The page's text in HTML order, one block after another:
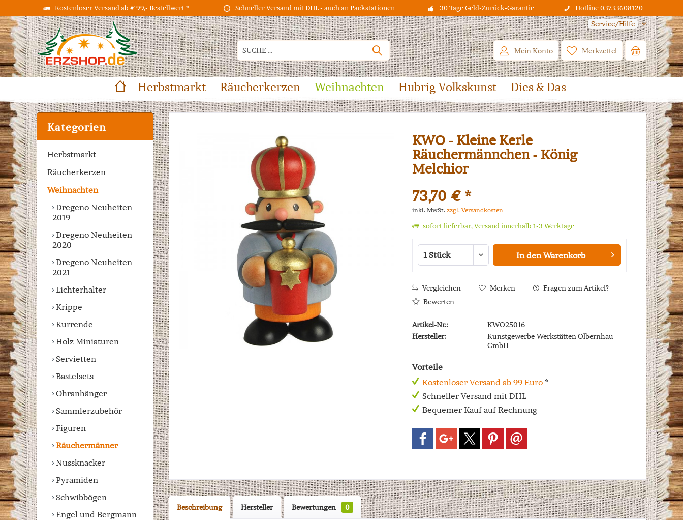
Kostenloser Versand ab € 99,- Bestellwert * Schneller Versand mit DHL - auch an Packstationen 30 Tage Geld-Zurück-Garantie Hotline 03733608120
Service/Hilfe
Merkzettel
Mein Konto
Herbstmarkt Räucherkerzen Weihnachten Hubrig Volkskunst Dies & Das
Kategorien
Herbstmarkt
Räucherkerzen
Weihnachten
Dregeno Neuheiten
2019
Dregeno Neuheiten
2020
Dregeno Neuheiten
2021
Lichterhalter
Krippe
Kurrende
Holz Miniaturen
Servietten
Bastelsets
Ohranhänger
Sammlerzubehör
Figuren
Räuchermänner
Nussknacker
Pyramiden
Schwibbögen
Engel und Bergmann
KWO - Kleine Kerle
Räuchermännchen - König
Melchior
73,70 € *
inkl. MwSt. zzgl. Versandkosten
sofort lieferbar, Versand innerhalb 1-3 Werktage
In den Warenkorb
Vergleichen Merken
Fragen zum Artikel?
Bewerten
Artikel-Nr.:
KWO25016
Hersteller:
Kunstgewerbe-Werkstätten Olbernhau
GmbH
Vorteile
Kostenloser Versand ab 99 Euro*
Schneller Versand mit DHL
Bequemer Kauf auf Rechnung
Beschreibung Hersteller Bewertungen 0